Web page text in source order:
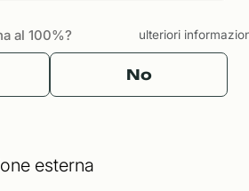
al 100%? ulteriori
No
esterna